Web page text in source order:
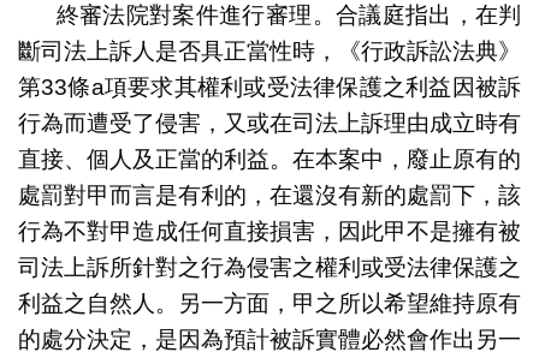
終審法院對案件進行審理。合議庭指出，在判
斷司法上訴人是否具正當性時，《行政訴訟法典》
第33條a項要求其權利或受法律保護之利益因被訴
行為而遭受了侵害，又或在司法上訴理由成立時有
直接、個人及正當的利益。在本案中，廢止原有的
處罰對甲而言是有利的，在還沒有新的處罰下，該
行為不對甲造成任何直接損害，因此甲不是擁有被
司法上訴所針對之行為侵害之權利或受法律保護之
利益之自然人。另一方面，甲之所以希望維持原有
的處分決定，是因為預計被訴實體必然會作出另一